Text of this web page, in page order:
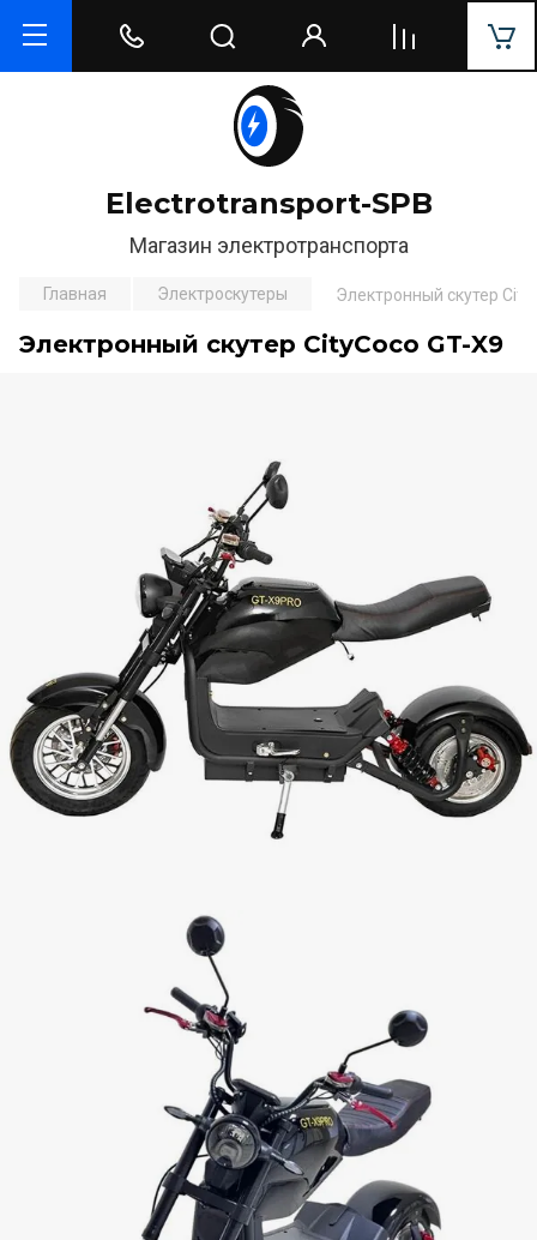
Electrotransport-SPB
Магазин электротранспорта
Главная Электроскутеры Электронный скутер
Электронный скутер CityCoco GT-X9